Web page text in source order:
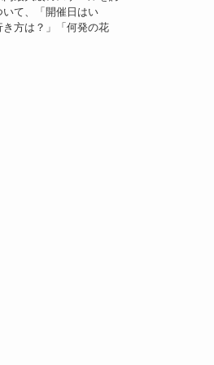
て、「開催日はい
方は？」「何発の花